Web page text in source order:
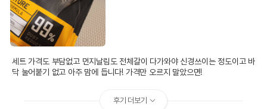
세트 가격도 부담없고 먼지날림도 전체갈이 다가와야 신경쓰이는 정도이고 바
닥 눌어붙기 없고 아주 맘에 듭니다! 가격만 오르지 말았으면!
후기 더보기